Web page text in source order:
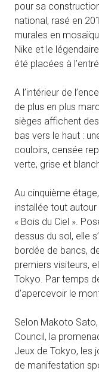
pour sa
national, rasé en
murales en
Nike et le
été placées à
A l’intérieur de
de plus en plus
sièges affichent
bas vers le haut :
couloirs, censée
verte, grise et
Au cinquième
installée tout
« Bois du Ciel ».
dessus du sol, elle
bordée de bancs,
premiers visiteurs,
Tokyo. Par temps
d’apercevoir le
Selon Makoto
Council, la
Jeux de Tokyo, les
de manifestation